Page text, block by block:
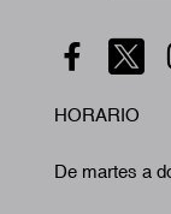
HORARIO
De martes a